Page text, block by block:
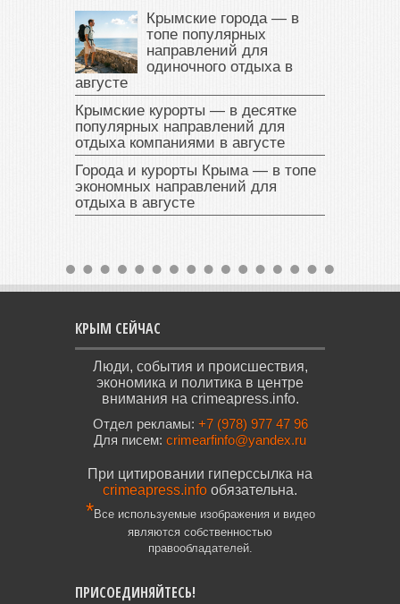
Крымские города — в
топе популярных
направлений для
одиночного отдыха в
августе
Крымские курорты — в десятке
популярных направлений для
отдыха компаниями в августе
Города и курорты Крыма — в топе
экономных направлений для
отдыха в августе
КРЫМ СЕЙЧАС
Люди, события и происшествия,
экономика и политика в центре
внимания на crimeapress.info.
Отдел рекламы: +7 (978) 977 47 96
Для писем: crimearfinfo@yandex.ru
При цитировании гиперссылка на
crimeapress.info обязательна.
*Все используемые изображения и видео
являются собственностью
правообладателей.
ПРИСОЕДИНЯЙТЕСЬ!